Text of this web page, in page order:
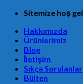
Skip
content
Sitemize hoş
Hakkımızda
Ürünlerimiz
Blog
İletişim
Sıkça Sorulanlar
Bülten